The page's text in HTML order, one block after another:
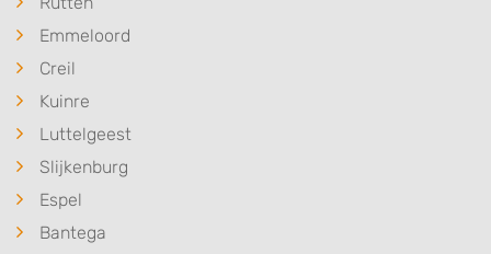
Emmeloord
Creil
Kuinre
Luttelgeest
Slijkenburg
Espel
Bantega